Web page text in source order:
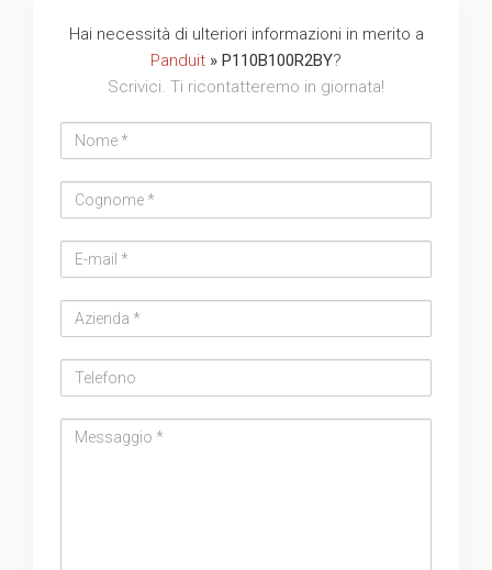
Hai necessità di ulteriori informazioni in merito a
Panduit » P110B100R2BY?
Scrivici. Ti ricontatteremo in giornata!
address